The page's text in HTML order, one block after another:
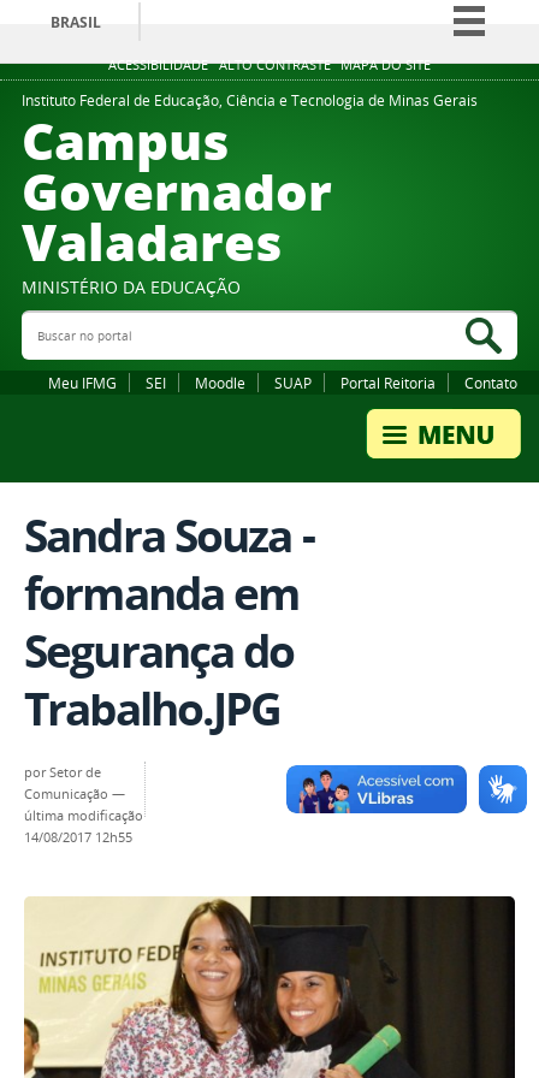
ACESSIBILIDADE ALTO CONTRASTE MAPA DO SITE
BRASIL
Simplifique!
Comunica BR
Instituto Federal de Educação, Ciência e Tecnologia de Minas Gerais
Campus
Governador
Valadares
MINISTÉRIO DA EDUCAÇÃO
Buscar no portal
Meu IFMG SEI Moodle SUAP Portal Reitoria Contato
Sandra Souza -
formanda em
Segurança do
Trabalho.JPG
porSetor de
Comunicação —
última modificação
14/08/2017 12h55